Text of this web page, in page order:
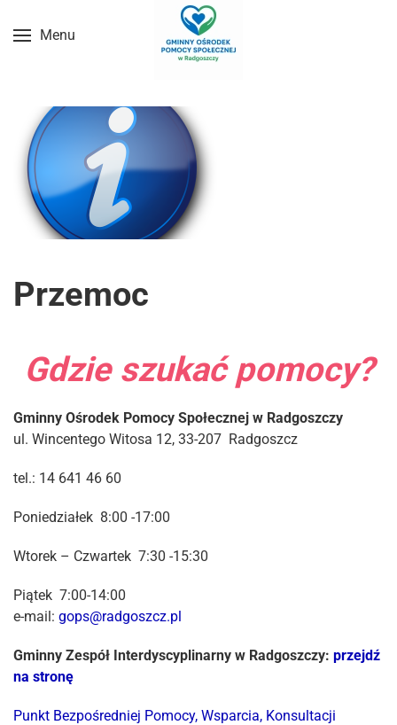
Przejdź do treści głównej
Menu
Przemoc
Gdzie szukać pomocy?
Gminny Ośrodek Pomocy Społecznej w Radgoszczy
ul. Wincentego Witosa 12, 33-207 Radgoszcz
tel.: 14 641 46 60
Poniedziałek 8:00 -17:00
Wtorek – Czwartek 7:30 -15:30
Piątek 7:00-14:00
e-mail: gops@radgoszcz.pl
Gminny Zespół Interdyscyplinarny w Radgoszczy: przejdź
na stronę
Punkt Bezpośredniej Pomocy, Wsparcia, Konsultacji